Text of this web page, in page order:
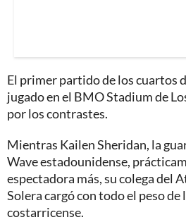
El primer partido de los cuartos
jugado en el BMO Stadium de
por los contrastes.
Mientras Kailen Sheridan, la
Wave estadounidense,
espectadora más, su colega del
Solera cargó con todo el peso de
costarricense.